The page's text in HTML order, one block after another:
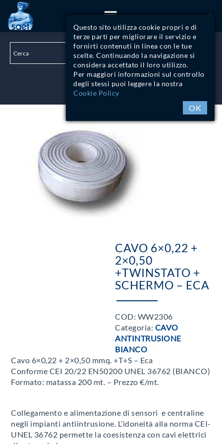
Questo sito utilizza cookie propri e di
terze parti per migliorare il servizio e
fornirti contenuti in linea con le tue
scelte. Continuando la navigazione si
considera accettato il loro utilizzo.
Per maggiori informazioni sul controllo
degli stessi puoi leggere la nostra
Cookie Policy
OK
CAVO 6×0,22 +
2×0,50
+TWINSTATO +
SCHERMO – ECA
COD: WW2306
Categoria: CAVO
ANTINTRUSIONE
BIANCO
Cavo 6×0,22 + 2×0,50 mmq. +T+S – Eca
Conforme CEI 20/22 EN50200 UNEL 36762 (BIANCO)
Formato: matassa 200 mt. – Prezzo €/mt.
Collegamento e alimentazione di sensori e centraline
negli impianti antiintrusione. L’idoneità alla norma CEI-
UNEL 36762 permette la coesistenza con cavi elettrici